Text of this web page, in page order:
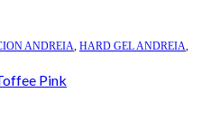
ANDREIA, HARD GEL ANDREIA,
Pink